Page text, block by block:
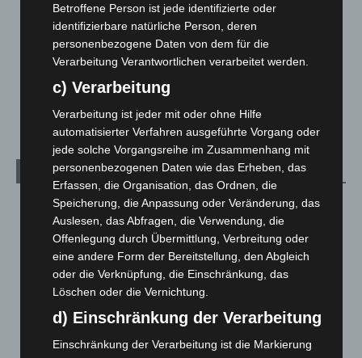
Mann läuft mit Hockeyschläger über A7 – Polizei sucht
Zeugen
5. August 2026
Celle: Mensch stirbt bei Bagger-Unfall auf Baustelle
Kategorien
Blaulicht
2.799
Corona-News
Hannover und Region
Langenhagen und Ortsteile
Menschen
Über uns
Betroffene Person ist jede identifizierte oder
identifizierbare natürliche Person, deren
personenbezogene Daten von dem für die
Verarbeitung Verantwortlichen verarbeitet werden.
c) Verarbeitung
Verarbeitung ist jeder mit oder ohne Hilfe
automatisierter Verfahren ausgeführte Vorgang oder
jede solche Vorgangsreihe im Zusammenhang mit
personenbezogenen Daten wie das Erheben, das
Erfassen, die Organisation, das Ordnen, die
Speicherung, die Anpassung oder Veränderung, das
Auslesen, das Abfragen, die Verwendung, die
Offenlegung durch Übermittlung, Verbreitung oder
eine andere Form der Bereitstellung, den Abgleich
oder die Verknüpfung, die Einschränkung, das
Löschen oder die Vernichtung.
d) Einschränkung der Verarbeitung
Einschränkung der Verarbeitung ist die Markierung